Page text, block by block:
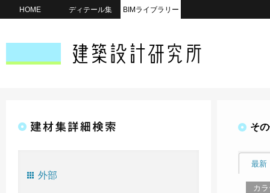
HOME ディテール集 BIMライブラリー
外部
そ
最新
カ